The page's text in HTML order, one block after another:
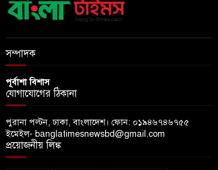
পদক্ষেপের নির্দেশ প্রধানমন্ত্রীর
সম্পাদক
পূর্বাশা বিশাস
যোগাযোগের ঠিকানা
পুরানা পল্টন, ঢাকা, বাংলাদেশ। ফোন: ০১৯৪৬৭৪৬৭৫৫
ইমেইল- banglatimesnewsbd@gmail.com
প্রয়োজনীয় লিঙ্ক